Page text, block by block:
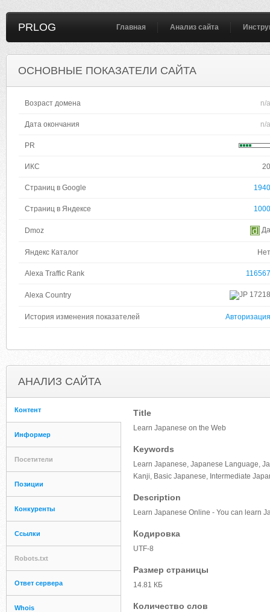
PRLOG Главная Анализ сайта
ОСНОВНЫЕ ПОКАЗАТЕЛИ САЙТА
Возраст домена n/a
Дата окончания n/a
PR
ИКС 20
Страниц в Google 1940
Страниц в Яндексе 1000
Dmoz Да
Яндекс Каталог Нет
Alexa Traffic Rank 116567
Alexa Country 17218
История изменения показателей Авторизация
АНАЛИЗ САЙТА
Контент
Информер
Посетители
Позиции
Конкуренты
Ссылки
Robots.txt
Ответ сервера
Whois
Title
Learn Japanese on the Web
Keywords
Learn Japanese, Japanese Language,
Kanji, Basic Japanese, Intermediate
Description
Learn Japanese Online - You can learn
Кодировка
UTF-8
Размер страницы
14.81 КБ
Количество слов